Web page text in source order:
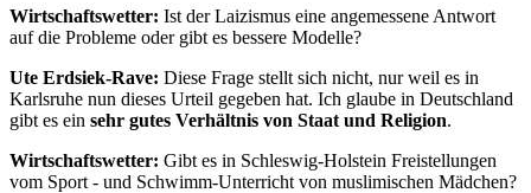
Wirtschaftswetter: Ist der Laizismus eine angemessene Antwort
auf die Probleme oder gibt es bessere Modelle?
Ute Erdsiek-Rave: Diese Frage stellt sich nicht, nur weil es in
Karlsruhe nun dieses Urteil gegeben hat. Ich glaube in Deutschland
gibt es ein sehr gutes Verhältnis von Staat und Religion.
Wirtschaftswetter: Gibt es in Schleswig-Holstein Freistellungen
vom Sport - und Schwimm-Unterricht von muslimischen Mädchen?